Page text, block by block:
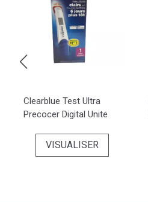
Clearblue Test Ultra
Precocer Digital Unite
VISUALISER